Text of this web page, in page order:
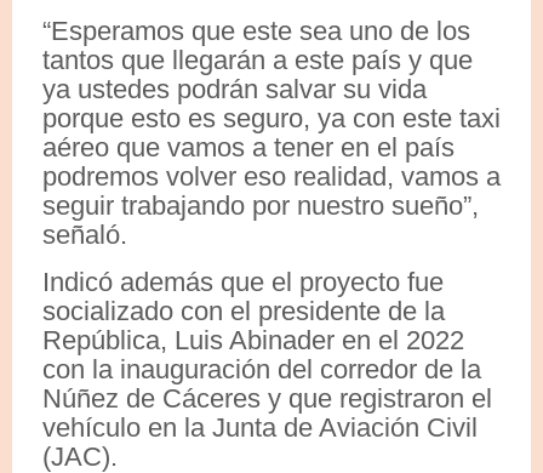
“Esperamos que este sea uno de los
tantos que llegarán a este país y que
ya ustedes podrán salvar su vida
porque esto es seguro, ya con este taxi
aéreo que vamos a tener en el país
podremos volver eso realidad, vamos a
seguir trabajando por nuestro sueño”,
señaló.
Indicó además que el proyecto fue
socializado con el presidente de la
República, Luis Abinader en el 2022
con la inauguración del corredor de la
Núñez de Cáceres y que registraron el
vehículo en la Junta de Aviación Civil
(JAC).